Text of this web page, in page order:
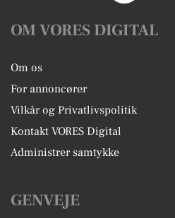
OM VORES DIGITAL
Om os
For annoncører
Vilkår og Privatlivspolitik
Kontakt VORES Digital
Administrer samtykke
GENVEJE